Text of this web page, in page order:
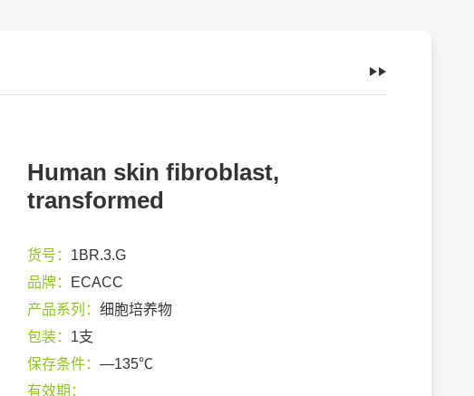
Human skin fibroblast,
transformed
货号： 1BR.3.G
品牌：
ECACC
产品系列： 细胞培养物
包装： 1支
保存条件： —135℃
有效期：